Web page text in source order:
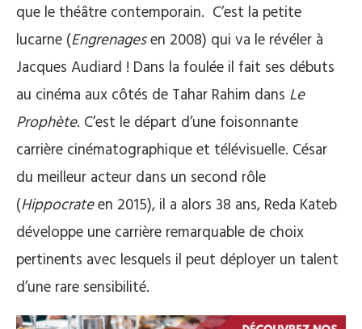
que le théâtre contemporain. C’est la petite
lucarne (Engrenagesen 2008) qui va le révéler à
Jacques Audiard ! Dans la foulée il fait ses débuts
au cinéma aux côtés de Tahar Rahim dans Le
Prophète. C’est le départ d’une foisonnante
carrière cinématographique et télévisuelle. César
du meilleur acteur dans un second rôle
(Hippocrateen 2015), il a alors 38 ans, Reda Kateb
développe une carrière remarquable de choix
pertinents avec lesquels il peut déployer un talent
d’une rare sensibilité.